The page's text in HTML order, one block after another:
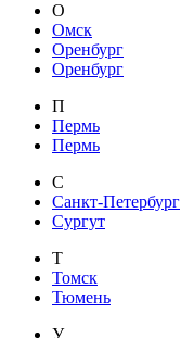
О
Омск
Оренбург
Оренбург
П
Пермь
Пермь
С
Санкт-Петербург
Сургут
Т
Томск
Тюмень